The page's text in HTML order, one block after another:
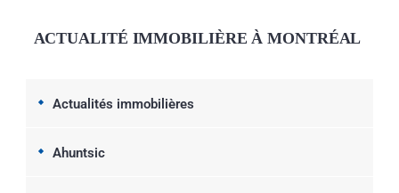
ACTUALITÉ IMMOBILIÈRE À MONTRÉAL
Actualités immobilières
Ahuntsic